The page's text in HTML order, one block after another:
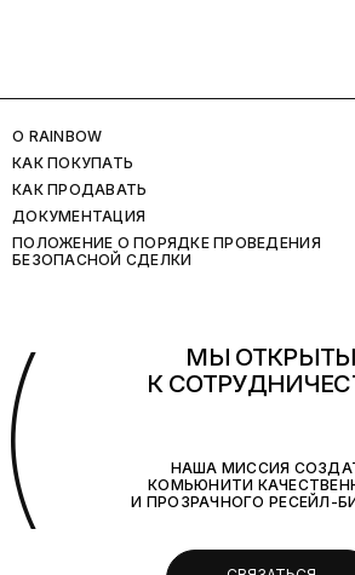
O RAINBOW
КАК ПОКУПАТЬ
КАК ПРОДАВАТЬ
ДОКУМЕНТАЦИЯ
ПОЛОЖЕНИЕ О ПОРЯДКЕ ПРОВЕДЕНИЯ
БЕЗОПАСНОЙ СДЕЛКИ
МЫ ОТКРЫТЫ
К
НАША МИССИЯ
КОМЬЮНИТИ
И ПРОЗРАЧНОГО РЕСЕЙЛ-